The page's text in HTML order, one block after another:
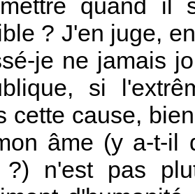
quand il
? J'en juge,
je ne jamais
si
cette cause,
âme (y a-t-il
?) n'est pas